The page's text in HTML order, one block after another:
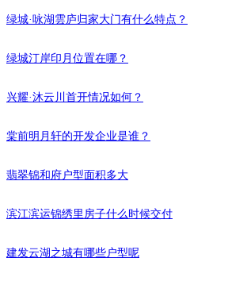
绿城·咏湖雲庐归家大门有什么特点？
绿城汀岸印月位置在哪？
兴耀·沐云川首开情况如何？
棠前明月轩的开发企业是谁？
翡翠锦和府户型面积多大
滨江滨运锦绣里房子什么时候交付
建发云湖之城有哪些户型呢